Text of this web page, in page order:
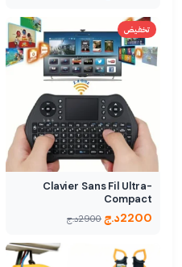
تخفيض
Clavier Sans Fil Ultra-
Compact
2200د.ج 2900د.ج